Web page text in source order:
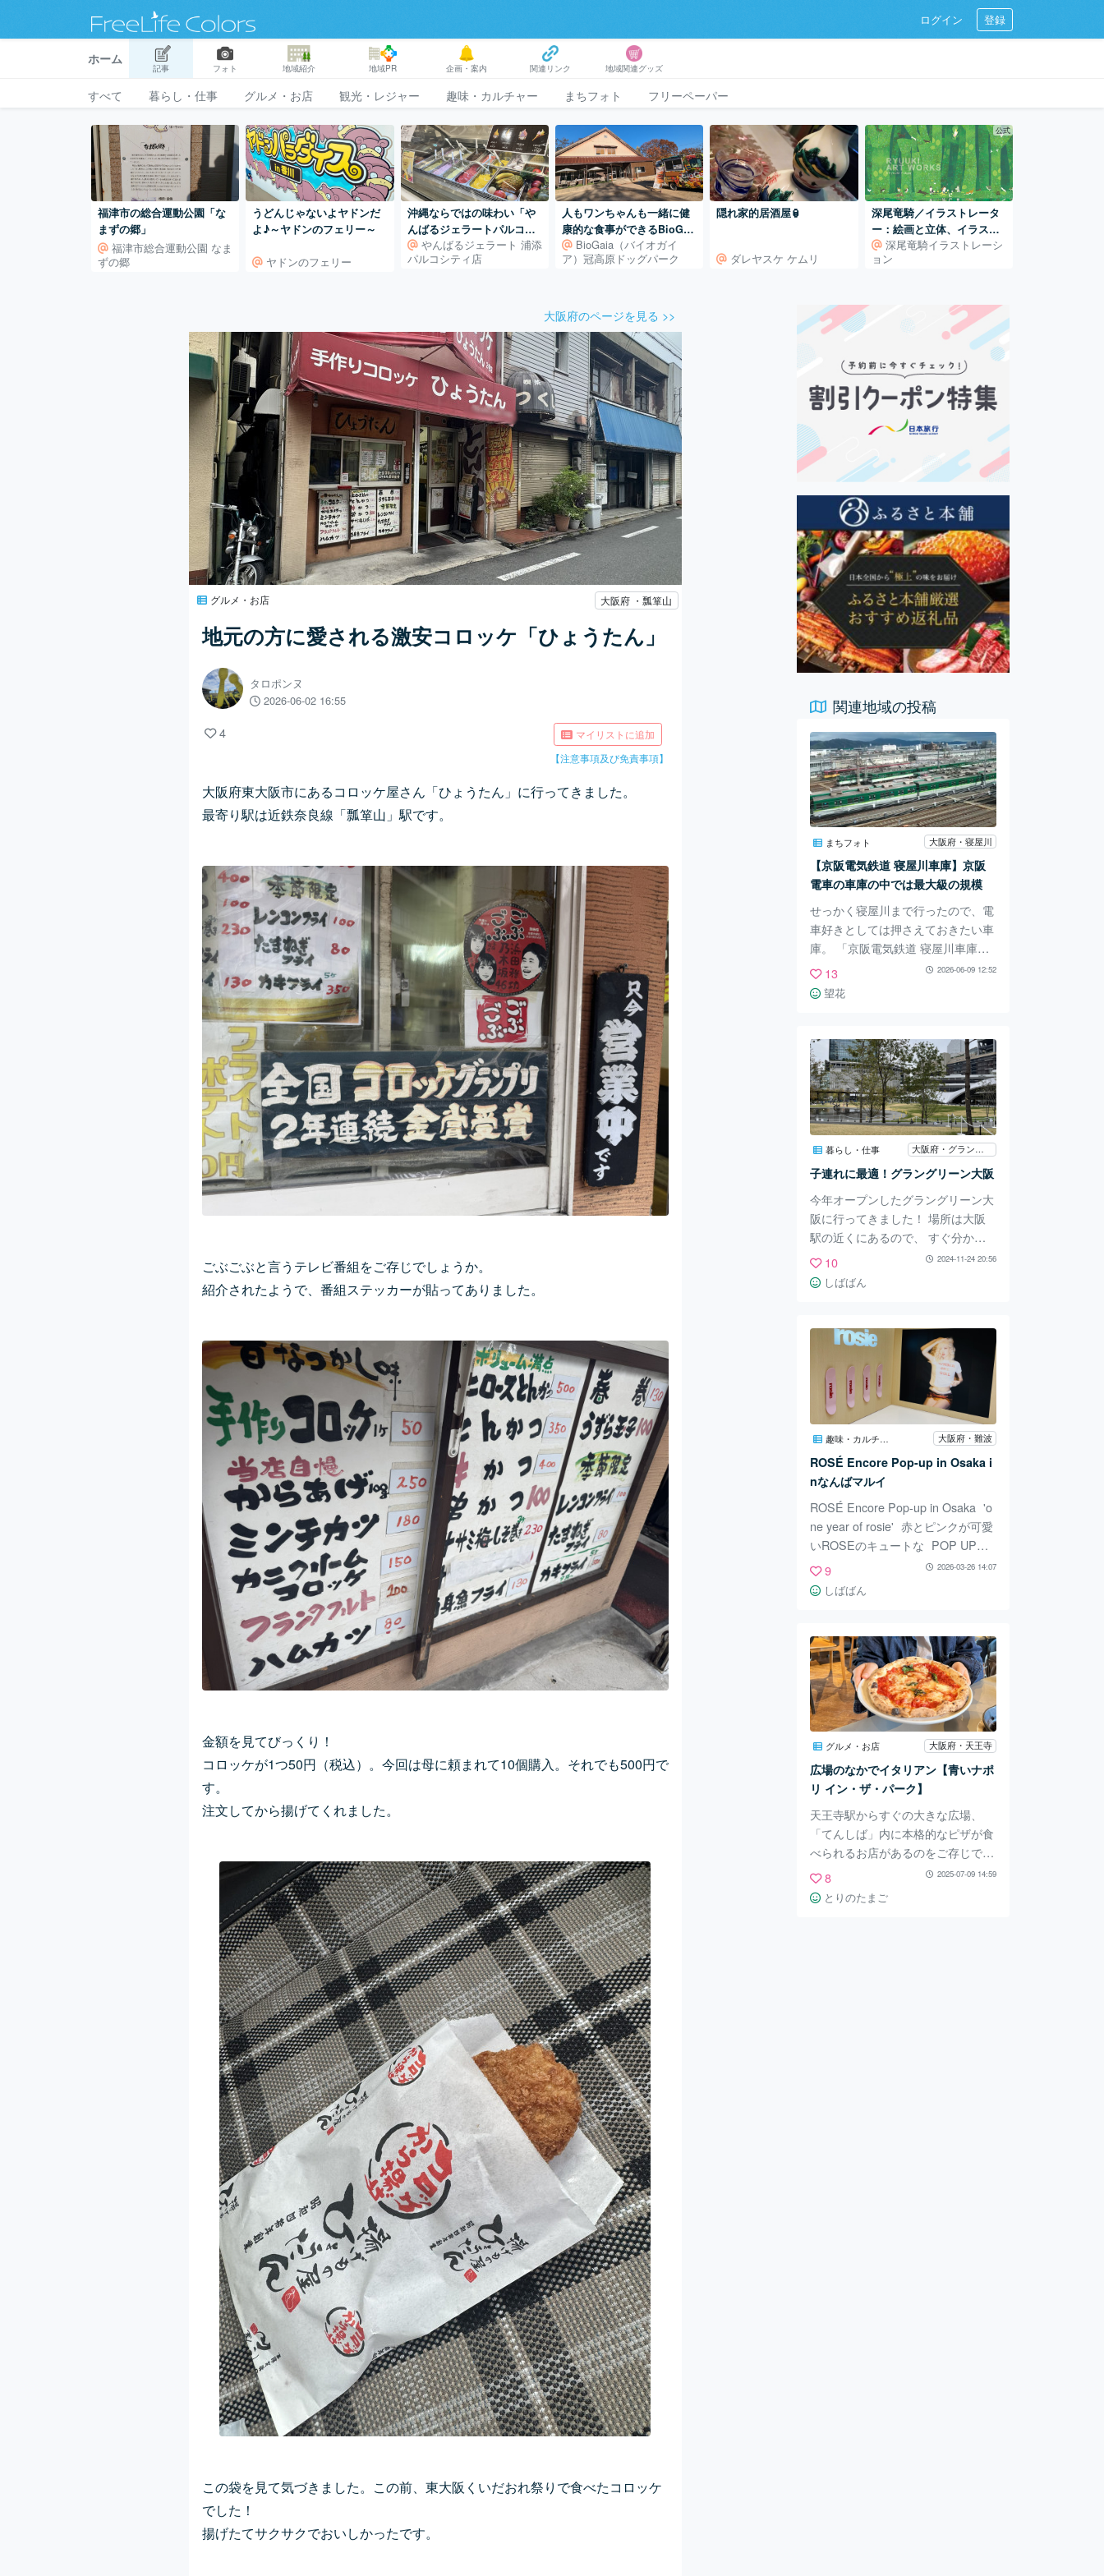
ログイン 登録
ホーム
記事 フォト 地域紹介 地域PR 企画・案内 関連リンク 地域関連グッズ
すべて 暮らし・仕事 グルメ・お店 観光・レジャー 趣味・カルチャー まちフォト フリーペーパー
福津市の総合運動公園「な
まずの郷」
福津市総合運動公園 なま
ずの郷
うどんじゃないよヤドンだ
よ♪～ヤドンのフェリー～
ヤドンのフェリー
沖縄ならではの味わい「や
んばるジェラートパルコシ
ティ店」
やんばるジェラート 浦添
パルコシティ店
人もワンちゃんも一緒に健
康的な食事ができるBioGai
aジャパンの冠高原ドッグパ
ーク「Wan’s Garden」
BioGaia（バイオガイ
ア）冠高原ドッグパーク
隠れ家的居酒屋🏮
ダレヤスケ ケムリ
公式
深尾竜騎／イラストレータ
ー：絵画と立体、イラスト
レーションの世界
深尾竜騎イラストレーシ
ョン
大阪府のページを見る >>
グルメ・お店 大阪府 ・瓢箪山
地元の方に愛される激安コロッケ「ひょうたん」
タロポンヌ
2026-06-02 16:55
4
マイリストに追加
【注意事項及び免責事項】
大阪府東大阪市にあるコロッケ屋さん「ひょうたん」に行ってきました。
最寄り駅は近鉄奈良線「瓢箪山」駅です。
ごぶごぶと言うテレビ番組をご存じでしょうか。
紹介されたようで、番組ステッカーが貼ってありました。
金額を見てびっくり！
コロッケが1つ50円（税込）。今回は母に頼まれて10個購入。それでも500円で
す。
注文してから揚げてくれました。
この袋を見て気づきました。この前、東大阪くいだおれ祭りで食べたコロッケ
でした！
揚げたてサクサクでおいしかったです。
関連地域の投稿
まちフォト 大阪府・寝屋川
【京阪電気鉄道 寝屋川車庫】京阪
電車の車庫の中では最大級の規模
せっかく寝屋川まで行ったので、電
車好きとしては押さえておきたい車
庫。 「京阪電気鉄道 寝屋川車庫」
は寝屋川駅と萱島駅の、ちょうど真
ん中あたりにあります。 こちらは
京阪電車の車庫の中では最大です。
ら撮影しました。 南に向かうほど
広くなる扇型です。 めちゃくちゃ
線路！ うぉー！びっしり！！！ も
ちろん整備が出来る施設もあり、予
約必須ですが見学もできます。 一
般公開は年に1回のようです。 今年
は過ぎてしまったみたい・・・ こ
のあたりが南の端です。 来年は一
般公開に行こ
13 2026-06-09 12:52
望花
暮らし・仕事 大阪府・グラングリーン大阪
子連れに最適！グラングリーン大阪
今年オープンしたグラングリーン大
阪に行ってきました！ 場所は大阪
駅の近くにあるので、 すぐ分かり
ました。 グラングリーン大阪に向
かっている人達が 多くいますの
で、その人達についていったらスム
人が多く疲れますが、 グラングリ
ーン大阪エリアに入ると 緑が豊富
で空気が澄んでいました🌳 グラン
グリーン大阪にはカフェ店など あ
りますが、少しお高めでした。
子連れなどはテイクアウトしたもの
や、 手作り弁当などを公園にある
椅子に座って 食べていました。 噴
水がでている時間は
10 2024-11-24 20:56
しばばん
趣味・カルチャー 大阪府・難波
ROSÉ Encore Pop-up in Osaka i
nなんばマルイ
ROSÉ Encore Pop-up in Osaka 'o
ne year of rosie' 赤とピンクが可愛
いROSEのキュートな POP UPイ
ベントに遊びにいってきました〜♡
写真スポットもあって、 オシャレ
空間でした！！ 場内にはかわいい
ダー、グラス、携帯ケース、メモ帳
など可愛いものだらけでした♡ 春
に向けて新しいアイテムゲットした
い人にもおすすめです♡ 帽子や服
も可愛いくて、見ているだけでもワ
クワクして楽しかったです！ 3/29
までなんばマルイでや
9 2026-03-26 14:07
しばばん
グルメ・お店 大阪府・天王寺
広場のなかでイタリアン【青いナポ
リ イン・ザ・パーク】
天王寺駅からすぐの大きな広場、
「てんしば」内に本格的なピザが食
べられるお店があるのをご存じでし
ょうか？ 「青いナポリ」という、
ナポリ製の薪窯で焼くピザが目玉の
お店で、そのほかにもイタリア料理
8 2025-07-09 14:59
とりのたまご